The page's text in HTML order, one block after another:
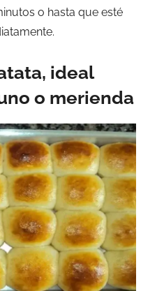
o hasta que esté
ideal
o merienda